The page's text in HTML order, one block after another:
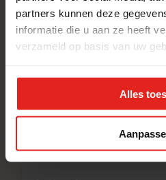
partners kunnen deze
informatie die u aan ze heeft
verzameld op basis van uw
Alles
Stuur een e-mail
Stuur een e-mail